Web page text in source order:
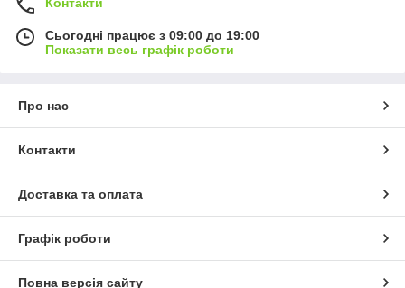
Сьогодні працює з 09:00 до 19:00
Показати весь графік роботи
Про нас
Контакти
Доставка та оплата
Графік роботи
Повна версія сайту